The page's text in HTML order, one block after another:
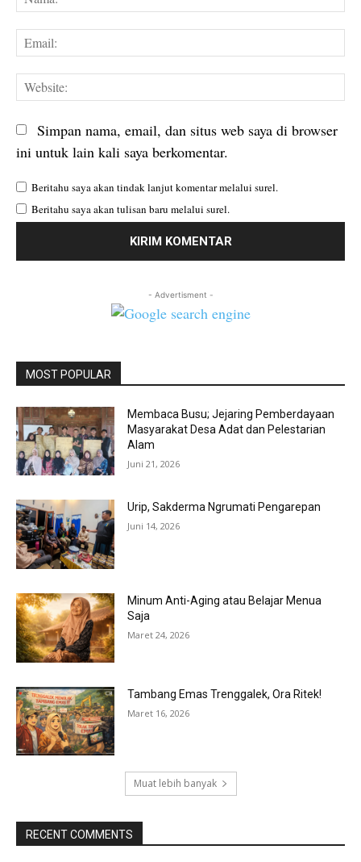
Simpan nama, email, dan situs web saya di browser
ini untuk lain kali saya berkomentar.
Beritahu saya akan tindak lanjut komentar melalui surel.
Beritahu saya akan tulisan baru melalui surel.
- Advertisment -
MOST POPULAR
Membaca Busu; Jejaring Pemberdayaan
Masyarakat Desa Adat dan Pelestarian
Alam
Juni 21, 2026
Urip, Sakderma Ngrumati Pengarepan
Juni 14, 2026
Minum Anti-Aging atau Belajar Menua
Saja
Maret 24, 2026
Tambang Emas Trenggalek, Ora Ritek!
Maret 16, 2026
Muat lebih banyak
RECENT COMMENTS